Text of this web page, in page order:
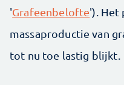
'Grafeenbelofte'). Het
massaproductie van
tot nu toe lastig blijkt.